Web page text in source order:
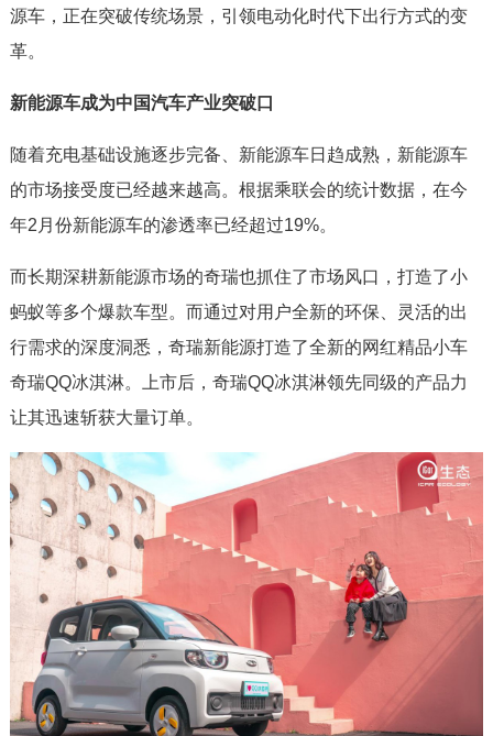
源车，正在突破传统场景，引领电动化时代下出行方式的变
革。
新能源车成为中国汽车产业突破口
随着充电基础设施逐步完备、新能源车日趋成熟，新能源车
的市场接受度已经越来越高。根据乘联会的统计数据，在今
年2月份新能源车的渗透率已经超过19%。
而长期深耕新能源市场的奇瑞也抓住了市场风口，打造了小
蚂蚁等多个爆款车型。而通过对用户全新的环保、灵活的出
行需求的深度洞悉，奇瑞新能源打造了全新的网红精品小车
奇瑞QQ冰淇淋。上市后，奇瑞QQ冰淇淋领先同级的产品力
让其迅速斩获大量订单。